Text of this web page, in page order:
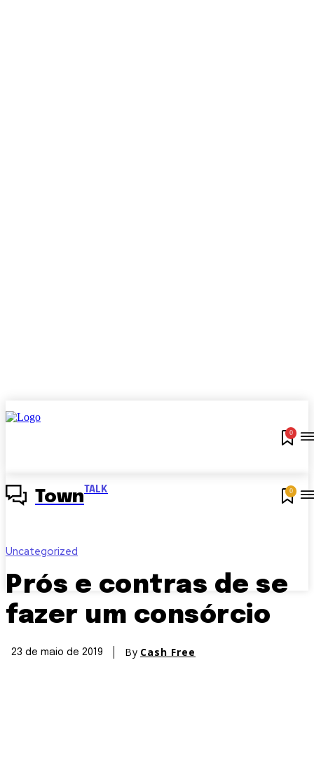
0
Town TALK 0
Uncategorized
Prós e contras de se
fazer um consórcio
23 de maio de 2019 By Cash Free